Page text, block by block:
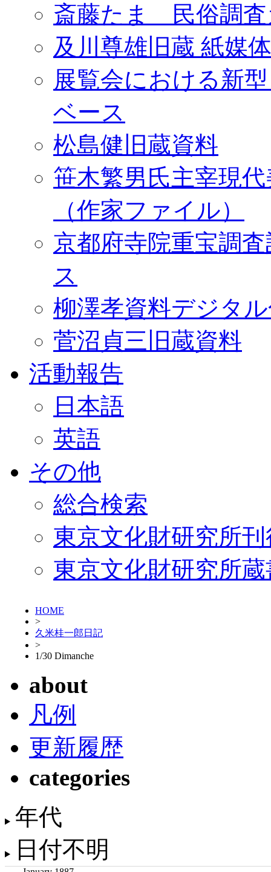
斎藤たま 民俗調査
及川尊雄旧蔵 紙媒
展覧会における新
ベース
松島健旧蔵資料
笹木繁男氏主宰現
（作家ファイル）
京都府寺院重宝調
ス
柳澤孝資料デジタ
菅沼貞三旧蔵資料
活動報告
日本語
英語
その他
総合検索
東京文化財研究所
東京文化財研究所
HOME
>
久米桂一郎日記
>
1/30 Dimanche
about
凡例
更新履歴
categories
年代
日付不明